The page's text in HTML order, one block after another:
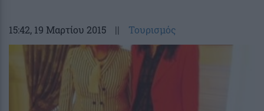
15:42, 19 Μαρτίου 2015 || Τουρισμός